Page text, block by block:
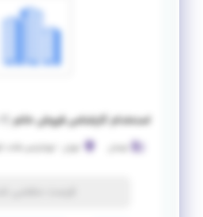
استخدام کارشناس فروش خانم